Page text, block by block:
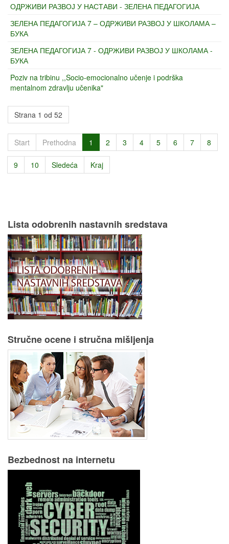
ОДРЖИВИ РАЗВОЈ У НАСТАВИ - ЗЕЛЕНА ПЕДАГОГИЈА
ЗЕЛЕНА ПЕДАГОГИЈА 7 – ОДРЖИВИ РАЗВОЈ У ШКОЛАМА –
БУКА
ЗЕЛЕНА ПЕДАГОГИЈА 7 - ОДРЖИВИ РАЗВОЈ У ШКОЛАМА -
БУКА
Poziv na tribinu ,,Socio-emocionalno učenje i podrška
mentalnom zdravlju učenika"
Strana 1 od 52
Start Prethodna 1 2 3 4 5 6 7 8
9 10 Sledeća Kraj
Lista odobrenih nastavnih sredstava
Stručne ocene i stručna mišljenja
Bezbednost na internetu